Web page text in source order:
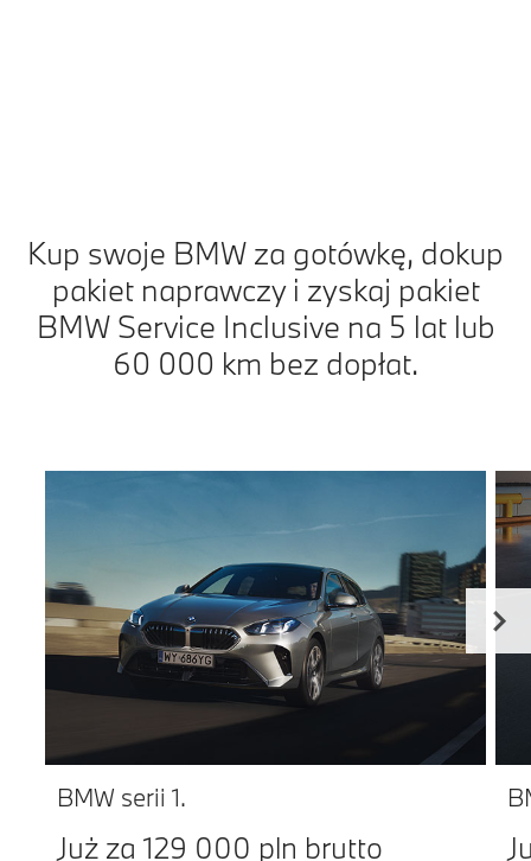
Kup swoje BMW za gotówkę, dokup
pakiet naprawczy i zyskaj pakiet
BMW Service Inclusive na 5 lat lub
60 000 km bez dopłat.
BMW serii 1.
Już za 129 000 pln brutto